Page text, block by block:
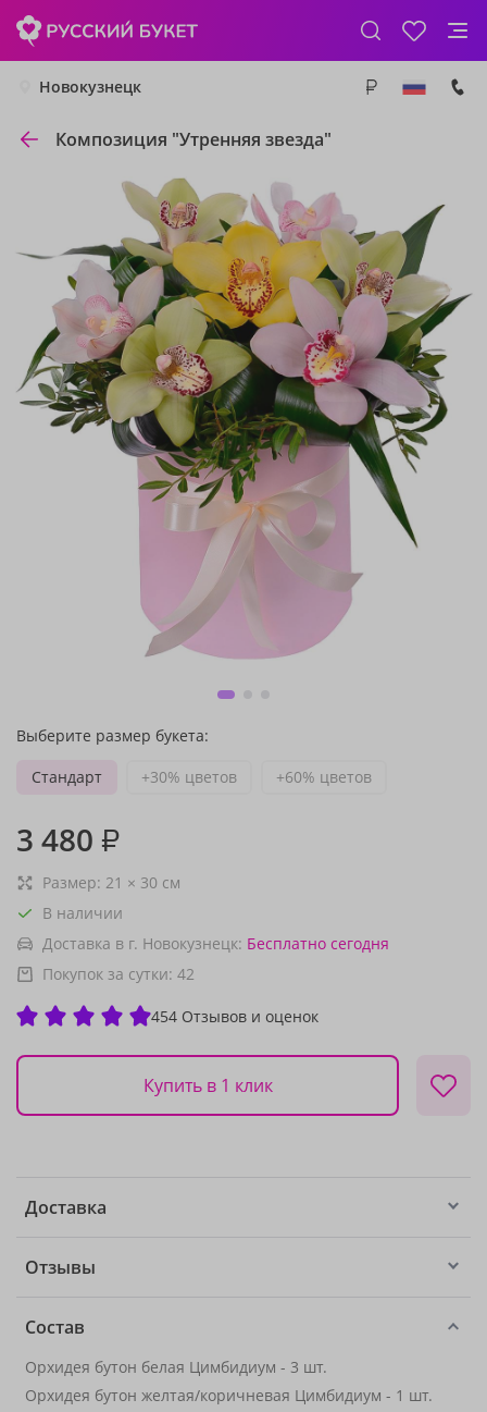
Новокузнецк
Композиция "Утренняя звезда"
Выберите размер букета:
Стандарт
+30% цветов +60% цветов
3 480 ₽
Размер: 21 × 30 см
В наличии
Доставка в г. Новокузнецк: Бесплатно сегодня
Покупок за сутки: 42
454 Отзывов и оценок
Купить в 1 клик
Доставка
Отзывы
Состав
Орхидея бутон белая Цимбидиум - 3 шт.
Орхидея бутон желтая/коричневая Цимбидиум - 1 шт.